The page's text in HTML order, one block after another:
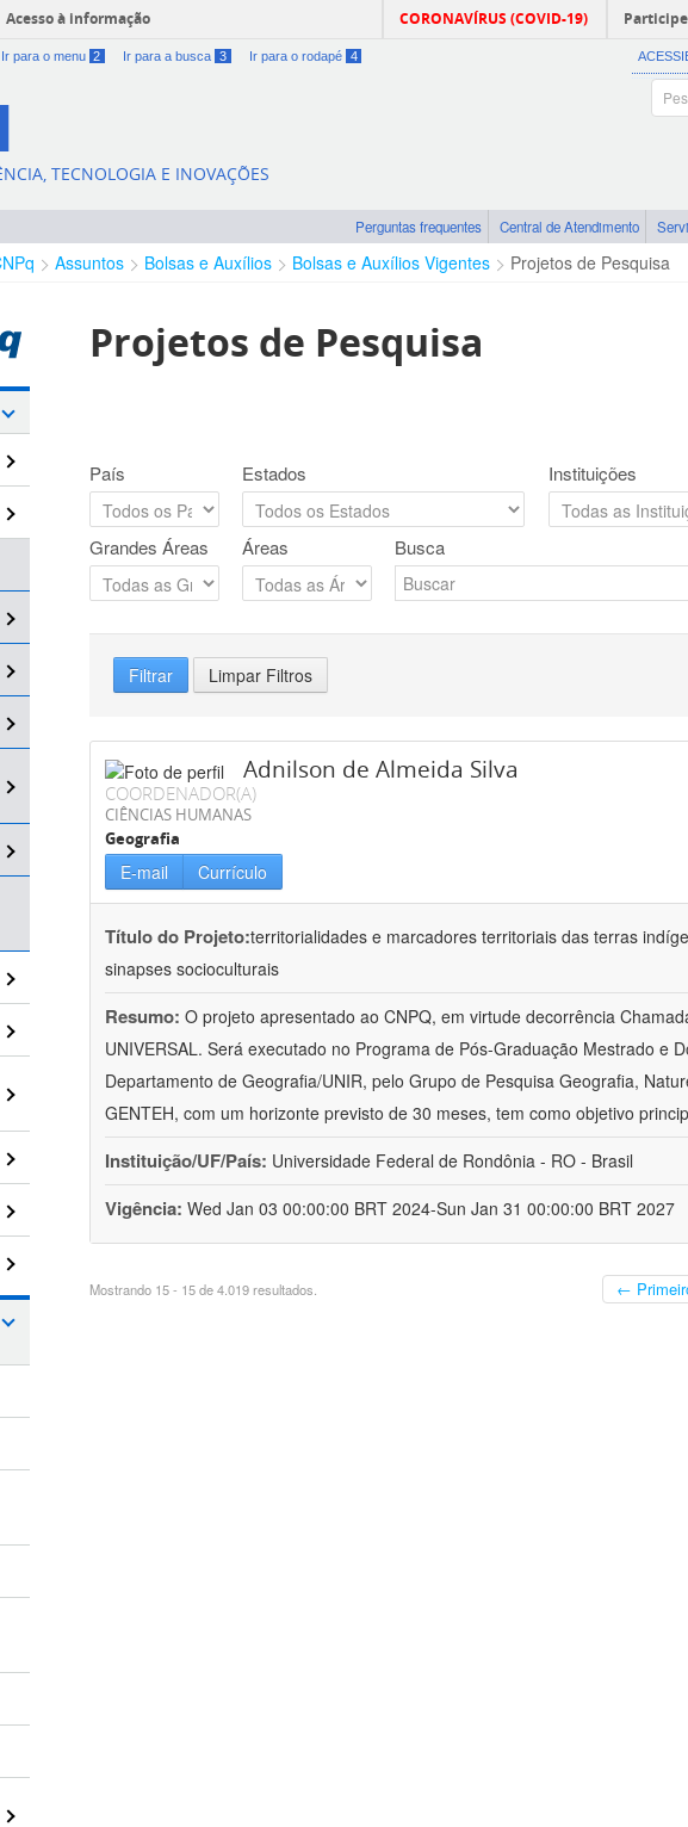
Acesso à informação CORONAVÍRUS (COVID-19) Participe
Ir para o menu 2 Ir para a busca 3 Ir para o rodapé 4
TECNOLOGIA E INOVAÇÕES
Perguntas frequentes Central de Atendimento
Assuntos Bolsas e Auxílios Bolsas e Auxílios Vigentes Projetos de Pesquisa
Projetos de Pesquisa
País Estados Instituições
Grandes Áreas Áreas Busca
Filtrar Limpar Filtros
Adnilson de Almeida Silva
COORDENADOR(A)
CIÊNCIAS HUMANAS
Geografia
E-mail Currículo
Título do Projeto:territorialidades e marcadores territoriais das terras
sinapses socioculturais
Resumo: O projeto apresentado ao CNPQ, em virtude decorrência
UNIVERSAL. Será executado no Programa de Pós-Graduação Mestrado e
Departamento de Geografia/UNIR, pelo Grupo de Pesquisa Geografia,
GENTEH, com um horizonte previsto de 30 meses, tem como objetivo
Instituição/UF/País: Universidade Federal de Rondônia - RO - Brasil
Vigência: Wed Jan 03 00:00:00 BRT 2024-Sun Jan 31 00:00:00 BRT 2027
Mostrando 15 - 15 de 4.019 resultados. ←